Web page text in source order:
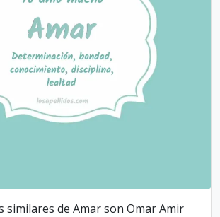
similares de Amar son OmarAmir